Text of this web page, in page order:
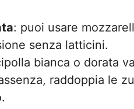
: puoi usare
senza latticini.
bianca o dorata
raddoppia le